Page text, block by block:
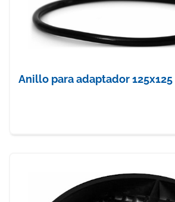
Anillo para adaptador 125x125